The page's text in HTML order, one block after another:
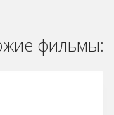
фильмы: